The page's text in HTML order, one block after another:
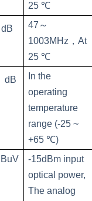
25 ℃
dB 47 ～
1003MHz ， At
25 ℃
dB
In the
operating
temperature
range (-25 ~
+65 ℃)
-15dBm input
optical power,
The analog